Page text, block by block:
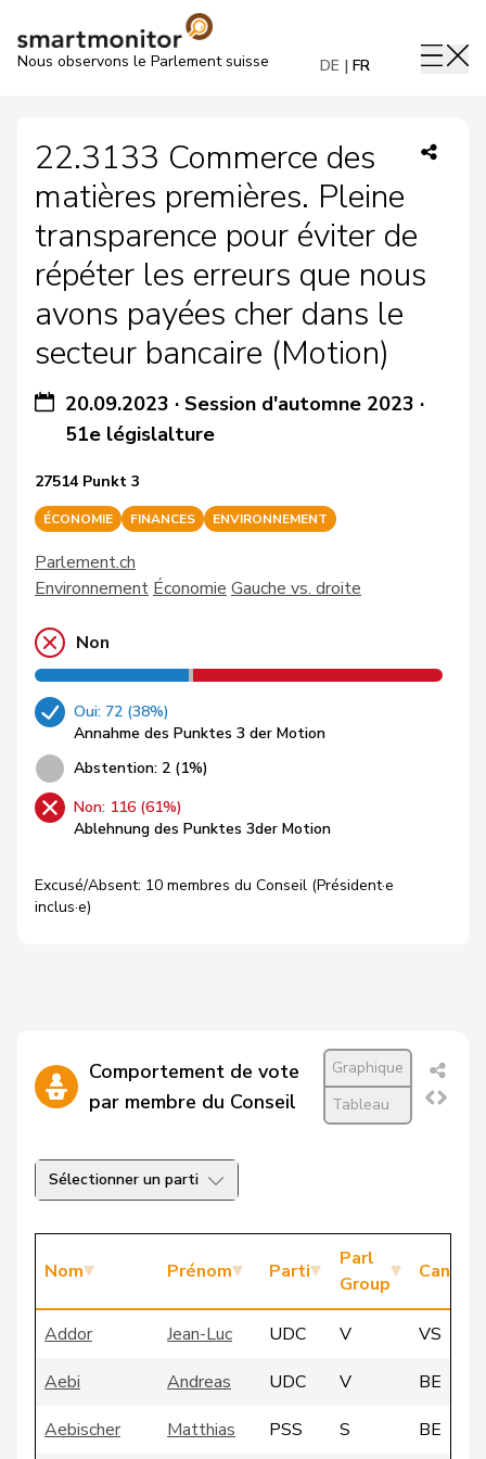
Nous observons le Parlement suisse DE FR
22.3133 Commerce des
matières premières. Pleine
transparence pour éviter de
répéter les erreurs que nous
avons payées cher dans le
secteur bancaire (Motion)
20.09.2023 · Session d'automne 2023 ·
51e législalture
27514 Punkt 3
ÉCONOMIE FINANCES ENVIRONNEMENT
Parlement.ch
Environnement Économie Gauche vs. droite
Non
Oui: 72 (38%)
Annahme des Punktes 3 der Motion
Abstention: 2 (1%)
Non: 116 (61%)
Ablehnung des Punktes 3der Motion
Excusé/Absent: 10 membres du Conseil (Président·e
inclus·e)
Comportement de vote
par membre du Conseil
Graphique
Tableau
Sélectionner un parti
Nom Prénom Parti
Parl
Group
Canton
Addor Jean-Luc UDC V
VS
Aebi
Andreas UDC V
BE
Aebischer
Matthias PSS S
BE